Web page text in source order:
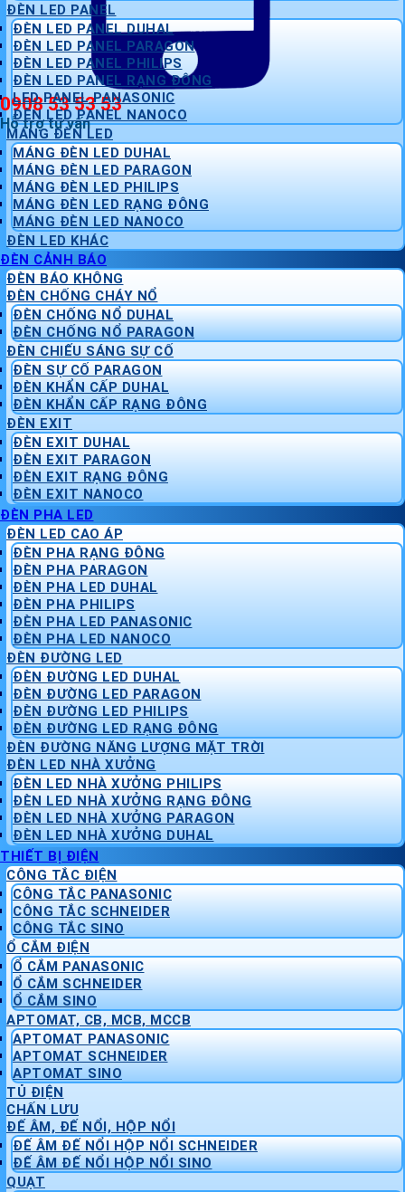
0908 53 53 53
Hỗ trợ tư vấn
ĐÈN LED PANEL
ĐÈN LED PANEL DUHAL
ĐÈN LED PANEL PARAGON
ĐÈN LED PANEL PHILIPS
ĐÈN LED PANEL RẠNG ĐÔNG
LED PANEL PANASONIC
ĐÈN LED PANEL NANOCO
MÁNG ĐÈN LED
MÁNG ĐÈN LED DUHAL
MÁNG ĐÈN LED PARAGON
MÁNG ĐÈN LED PHILIPS
MÁNG ĐÈN LED RẠNG ĐÔNG
MÁNG ĐÈN LED NANOCO
ĐÈN LED KHÁC
ĐÈN CẢNH BÁO
ĐÈN BÁO KHÔNG
ĐÈN CHỐNG CHÁY NỔ
ĐÈN CHỐNG NỔ DUHAL
ĐÈN CHỐNG NỔ PARAGON
ĐÈN CHIẾU SÁNG SỰ CỐ
ĐÈN SỰ CỐ PARAGON
ĐÈN KHẨN CẤP DUHAL
ĐÈN KHẨN CẤP RẠNG ĐÔNG
ĐÈN EXIT
ĐÈN EXIT DUHAL
ĐÈN EXIT PARAGON
ĐÈN EXIT RẠNG ĐÔNG
ĐÈN EXIT NANOCO
ĐÈN PHA LED
ĐÈN LED CAO ÁP
ĐÈN PHA RẠNG ĐÔNG
ĐÈN PHA PARAGON
ĐÈN PHA LED DUHAL
ĐÈN PHA PHILIPS
ĐÈN PHA LED PANASONIC
ĐÈN PHA LED NANOCO
ĐÈN ĐƯỜNG LED
ĐÈN ĐƯỜNG LED DUHAL
ĐÈN ĐƯỜNG LED PARAGON
ĐÈN ĐƯỜNG LED PHILIPS
ĐÈN ĐƯỜNG LED RẠNG ĐÔNG
ĐÈN ĐƯỜNG NĂNG LƯỢNG MẶT TRỜI
ĐÈN LED NHÀ XƯỞNG
ĐÈN LED NHÀ XƯỞNG PHILIPS
ĐÈN LED NHÀ XƯỞNG RẠNG ĐÔNG
ĐÈN LED NHÀ XƯỞNG PARAGON
ĐÈN LED NHÀ XƯỞNG DUHAL
THIẾT BỊ ĐIỆN
CÔNG TẮC ĐIỆN
CÔNG TẮC PANASONIC
CÔNG TẮC SCHNEIDER
CÔNG TẮC SINO
Ổ CẮM ĐIỆN
Ổ CẮM PANASONIC
Ổ CẮM SCHNEIDER
Ổ CẮM SINO
APTOMAT, CB, MCB, MCCB
APTOMAT PANASONIC
APTOMAT SCHNEIDER
APTOMAT SINO
TỦ ĐIỆN
CHẤN LƯU
ĐẾ ÂM, ĐẾ NỔI, HỘP NỔI
ĐẾ ÂM ĐẾ NỔI HỘP NỔI SCHNEIDER
ĐẾ ÂM ĐẾ NỔI HỘP NỔI SINO
QUẠT